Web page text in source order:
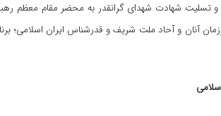
تسلیت شهادت شهدای گرانقدر به محضر مقام معظم
آنان و آحاد ملت شریف و قدرشناس ایران اسلامی؛